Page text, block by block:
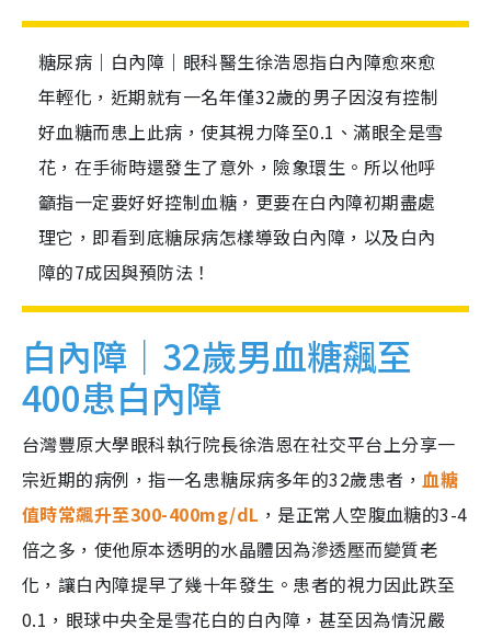
糖尿病｜白內障｜眼科醫生徐浩恩指白內障愈來愈
年輕化，近期就有一名年僅32歲的男子因沒有控制
好血糖而患上此病，使其視力降至0.1、滿眼全是雪
花，在手術時還發生了意外，險象環生。所以他呼
籲指一定要好好控制血糖，更要在白內障初期盡處
理它，即看到底糖尿病怎樣導致白內障，以及白內
障的7成因與預防法！
白內障｜32歲男血糖飆至
400患白內障
台灣豐原大學眼科執行院長徐浩恩在社交平台上分享一
宗近期的病例，指一名患糖尿病多年的32歲患者，血糖
值時常飆升至300-400mg/dL ，是正常人空腹血糖的3-4
倍之多，使他原本透明的水晶體因為滲透壓而變質老
化，讓白內障提早了幾十年發生。患者的視力因此跌至
0.1，眼球中央全是雪花白的白內障，甚至因為情況嚴